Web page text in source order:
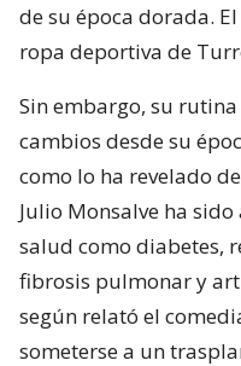
de su época dorada.
ropa deportiva de
Sin embargo, su
cambios desde su
como lo ha revelado
Julio Monsalve ha
salud como diabetes,
fibrosis pulmonar y
según relató el
someterse a un